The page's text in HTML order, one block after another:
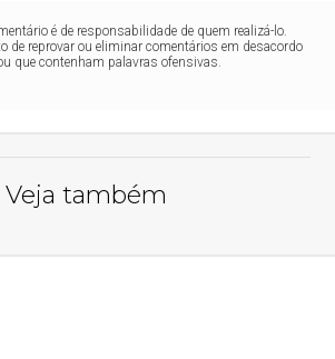
é de responsabilidade de quem realizá-lo.
de reprovar ou eliminar comentários em desacordo
que contenham palavras ofensivas.
Veja também